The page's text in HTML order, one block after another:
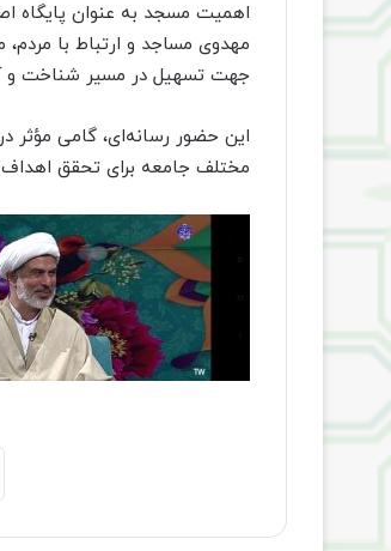
اهمیت مسجد به عنوان پایگاه
مهدوی مساجد و ارتباط با
جهت تسهیل در مسیر شناخت و
این حضور رسانه‌ای، گامی مؤثر
مختلف جامعه برای تحقق اهداف